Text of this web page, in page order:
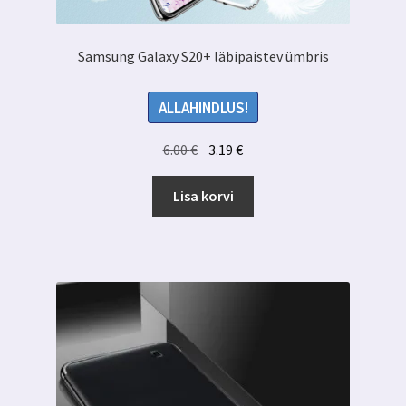
Samsung Galaxy S20+ läbipaistev ümbris
ALLAHINDLUS!
6.00€ Algne
hind
oli:
6.00 €.
3.19€Praegune
hind
3.19 €.
Lisa korvi